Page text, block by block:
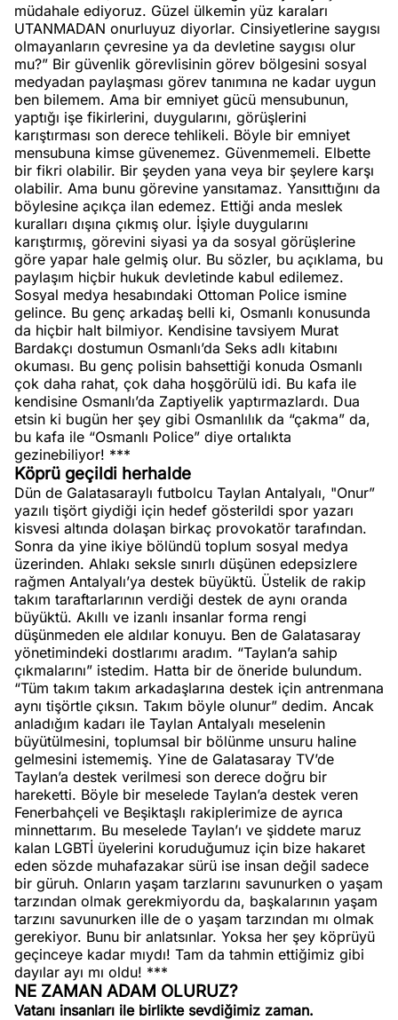
müdahale ediyoruz. Güzel ülkemin yüz karaları
UTANMADAN onurluyuz diyorlar. Cinsiyetlerine saygısı
olmayanların çevresine ya da devletine saygısı olur
mu?” Bir güvenlik görevlisinin görev bölgesini sosyal
medyadan paylaşması görev tanımına ne kadar uygun
ben bilemem. Ama bir emniyet gücü mensubunun,
yaptığı işe fikirlerini, duygularını, görüşlerini
karıştırması son derece tehlikeli. Böyle bir emniyet
mensubuna kimse güvenemez. Güvenmemeli. Elbette
bir fikri olabilir. Bir şeyden yana veya bir şeylere karşı
olabilir. Ama bunu görevine yansıtamaz. Yansıttığını da
böylesine açıkça ilan edemez. Ettiği anda meslek
kuralları dışına çıkmış olur. İşiyle duygularını
karıştırmış, görevini siyasi ya da sosyal görüşlerine
göre yapar hale gelmiş olur. Bu sözler, bu açıklama, bu
paylaşım hiçbir hukuk devletinde kabul edilemez.
Sosyal medya hesabındaki Ottoman Police ismine
gelince. Bu genç arkadaş belli ki, Osmanlı konusunda
da hiçbir halt bilmiyor. Kendisine tavsiyem Murat
Bardakçı dostumun Osmanlı’da Seks adlı kitabını
okuması. Bu genç polisin bahsettiği konuda Osmanlı
çok daha rahat, çok daha hoşgörülü idi. Bu kafa ile
kendisine Osmanlı’da Zaptiyelik yaptırmazlardı. Dua
etsin ki bugün her şey gibi Osmanlılık da “çakma” da,
bu kafa ile “Osmanlı Police” diye ortalıkta
gezinebiliyor! ***
Köprü geçildi herhalde
Dün de Galatasaraylı futbolcu Taylan Antalyalı, "Onur”
yazılı tişört giydiği için hedef gösterildi spor yazarı
kisvesi altında dolaşan birkaç provokatör tarafından.
Sonra da yine ikiye bölündü toplum sosyal medya
üzerinden. Ahlakı seksle sınırlı düşünen edepsizlere
rağmen Antalyalı’ya destek büyüktü. Üstelik de rakip
takım taraftarlarının verdiği destek de aynı oranda
büyüktü. Akıllı ve izanlı insanlar forma rengi
düşünmeden ele aldılar konuyu. Ben de Galatasaray
yönetimindeki dostlarımı aradım. “Taylan’a sahip
çıkmalarını” istedim. Hatta bir de öneride bulundum.
“Tüm takım takım arkadaşlarına destek için antrenmana
aynı tişörtle çıksın. Takım böyle olunur” dedim. Ancak
anladığım kadarı ile Taylan Antalyalı meselenin
büyütülmesini, toplumsal bir bölünme unsuru haline
gelmesini istememiş. Yine de Galatasaray TV’de
Taylan’a destek verilmesi son derece doğru bir
hareketti. Böyle bir meselede Taylan’a destek veren
Fenerbahçeli ve Beşiktaşlı rakiplerimize de ayrıca
minnettarım. Bu meselede Taylan’ı ve şiddete maruz
kalan LGBTİ üyelerini koruduğumuz için bize hakaret
eden sözde muhafazakar sürü ise insan değil sadece
bir güruh. Onların yaşam tarzlarını savunurken o yaşam
tarzından olmak gerekmiyordu da, başkalarının yaşam
tarzını savunurken ille de o yaşam tarzından mı olmak
gerekiyor. Bunu bir anlatsınlar. Yoksa her şey köprüyü
geçinceye kadar mıydı! Tam da tahmin ettiğimiz gibi
dayılar ayı mı oldu! ***
NE ZAMAN ADAM OLURUZ?
Vatanı insanları ile birlikte sevdiğimiz zaman.